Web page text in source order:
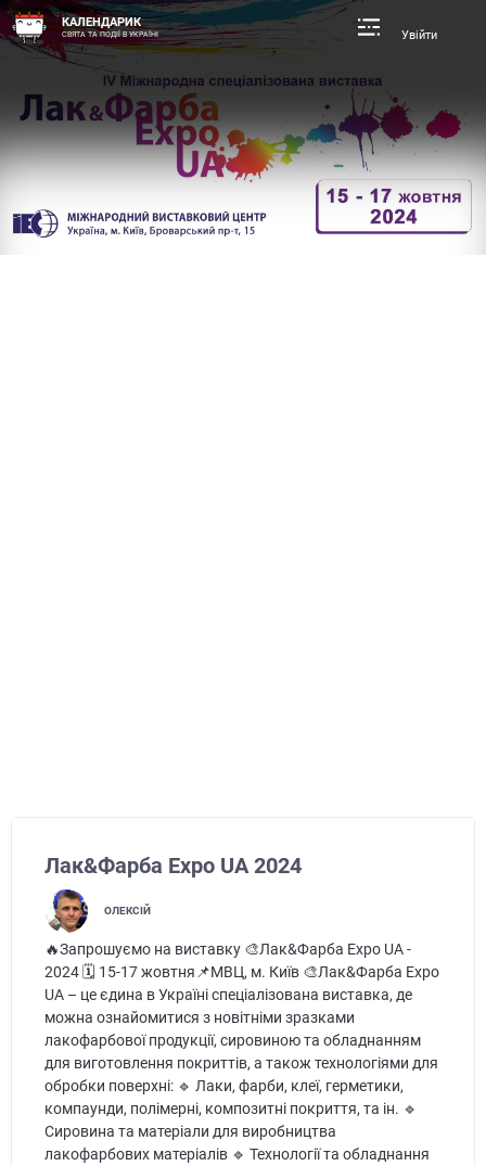
КАЛЕНДАРИК
СВЯТА ТА ПОДІЇ В УКРАЇНІ Увійти
Лак&Фарба Expo UA 2024
ОЛЕКСІЙ
🔥Запрошуємо на виставку 🎨Лак&Фарба Expo UA -
2024 🗓 15-17 жовтня📌МВЦ, м. Київ 🎨Лак&Фарба Expo
UA – це єдина в Україні спеціалізована виставка, де
можна ознайомитися з новітніми зразками
лакофарбової продукції, сировиною та обладнанням
для виготовлення покриттів, а також технологіями для
обробки поверхні: 🔹 Лаки, фарби, клеї, герметики,
компаунди, полімерні, композитні покриття, та ін. 🔹
Сировина та матеріали для виробництва
лакофарбових матеріалів 🔹 Технології та обладнання